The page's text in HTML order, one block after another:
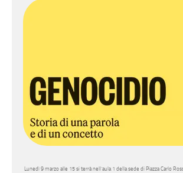
Lunedì 9 marzo alle 15 si terrà nell’aula 1 della sede di Piazza Carlo